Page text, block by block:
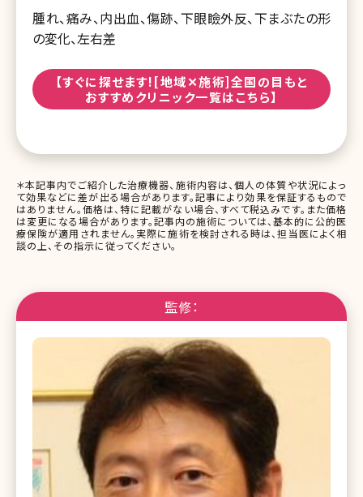
腫れ、痛み、内出血、傷跡、下眼瞼外反、下まぶたの形
の変化、左右差
【すぐに探せます![地域✕施術]全国の目もと
おすすめクリニック一覧はこちら】
＊本記事内でご紹介した治療機器、施術内容は、個人の体質や状況によっ
て効果などに差が出る場合があります。記事により効果を保証するもので
はありません。価格は、特に記載がない場合、すべて税込みです。また価格
は変更になる場合があります。記事内の施術については、基本的に公的医
療保険が適用されません。実際に施術を検討される時は、担当医によく相
談の上、その指示に従ってください。
監修：